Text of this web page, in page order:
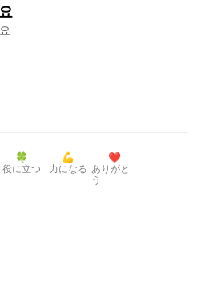
🍀
役に立つ
💪
力になる
❤️
ありがと
う